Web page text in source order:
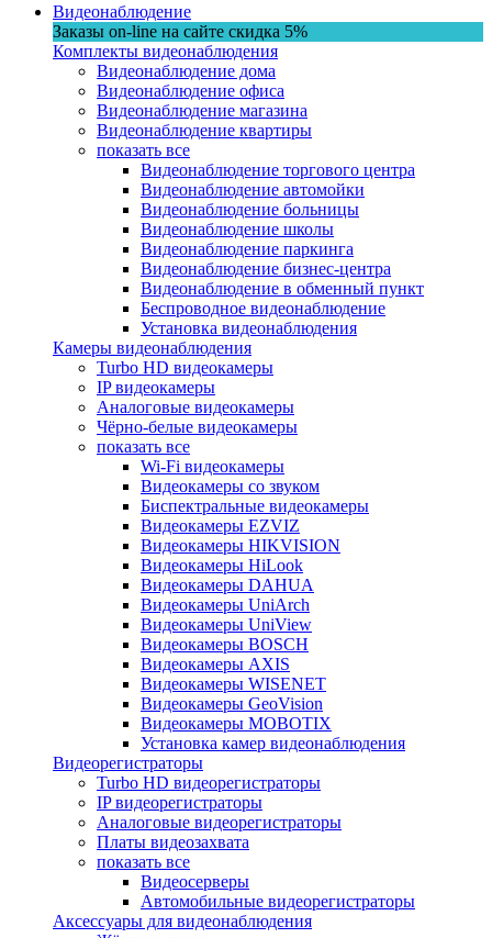
Видеонаблюдение
Заказы on-line на сaйте скидка 5%
Комплекты видеонаблюдения
Видеонаблюдение дома
Видеонаблюдение офиса
Видеонаблюдение магазина
Видеонаблюдение квартиры
показать все
Видеонаблюдение торгового центра
Видеонаблюдение автомойки
Видеонаблюдение больницы
Видеонаблюдение школы
Видеонаблюдение паркинга
Видеонаблюдение бизнес-центра
Видеонаблюдение в обменный пункт
Беспроводное видеонаблюдение
Установка видеонаблюдения
Камеры видеонаблюдения
Turbo HD видеокамеры
IP видеокамеры
Аналоговые видеокамеры
Чёрно-белые видеокамеры
показать все
Wi-Fi видеокамеры
Видеокамеры со звуком
Биспектральные видеокамеры
Видеокамеры EZVIZ
Видеокамеры HIKVISION
Видеокамеры HiLook
Видеокамеры DAHUA
Видеокамеры UniArch
Видеокамеры UniView
Видеокамеры BOSCH
Видеокамеры AXIS
Видеокамеры WISENET
Видеокамеры GeoVision
Видеокамеры MOBOTIX
Установка камер видеонаблюдения
Видеорегистраторы
Turbo HD видеорегистраторы
IP видеорегистраторы
Аналоговые видеорегистраторы
Платы видеозахвата
показать все
Видеосерверы
Автомобильные видеорегистраторы
Аксессуары для видеонаблюдения